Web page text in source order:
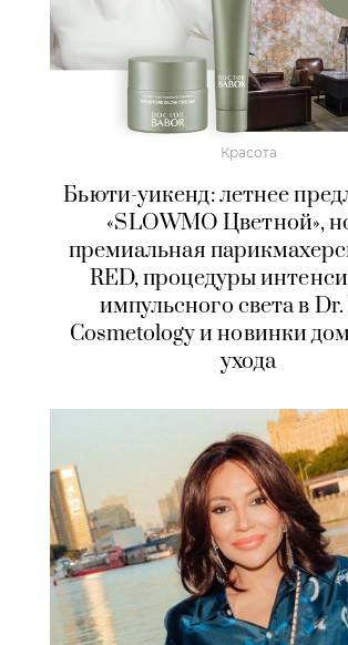
Красота
Бьюти-уикенд: летнее
«SLOWMO Цветной»,
премиальная
RED, процедуры
импульсного света в
Cosmetology и новинки
ухода